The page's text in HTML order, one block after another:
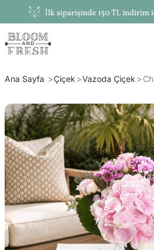
İlk siparişinde 150 TL indirim
Ana Sayfa Çiçek Vazoda Çiçek